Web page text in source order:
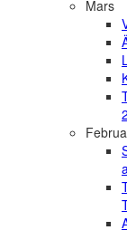
Mars